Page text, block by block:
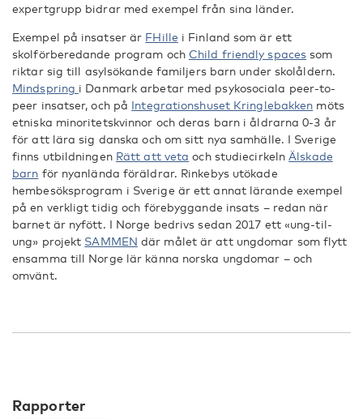
expertgrupp bidrar med exempel från sina länder.
Exempel på insatser är FHille i Finland som är ett
skolförberedande program och Child friendly spaces som
riktar sig till asylsökande familjers barn under skolåldern.
Mindspring i Danmark arbetar med psykosociala peer-to-
peer insatser, och på Integrationshuset Kringlebakken möts
etniska minoritetskvinnor och deras barn i åldrarna 0-3 år
för att lära sig danska och om sitt nya samhälle. I Sverige
finns utbildningen Rätt att veta och studiecirkelnÄlskade
barn för nyanlända föräldrar. Rinkebys utökade
hembesöksprogram i Sverige är ett annat lärande exempel
på en verkligt tidig och förebyggande insats – redan när
barnet är nyfött. I Norge bedrivs sedan 2017 ett «ung-til-
ung» projekt SAMMEN där målet är att ungdomar som flytt
ensamma till Norge lär känna norska ungdomar – och
omvänt.
Rapporter